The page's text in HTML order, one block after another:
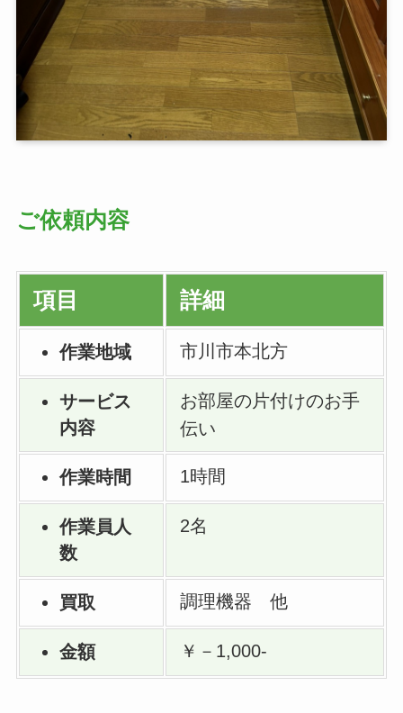
ご依頼内容
項目 詳細
作業地域 市川市本北方
サービス
内容
お部屋の片付けのお手
伝い
作業時間 1時間
作業員人
数
2名
買取 調理機器 他
金額 ￥－1,000-